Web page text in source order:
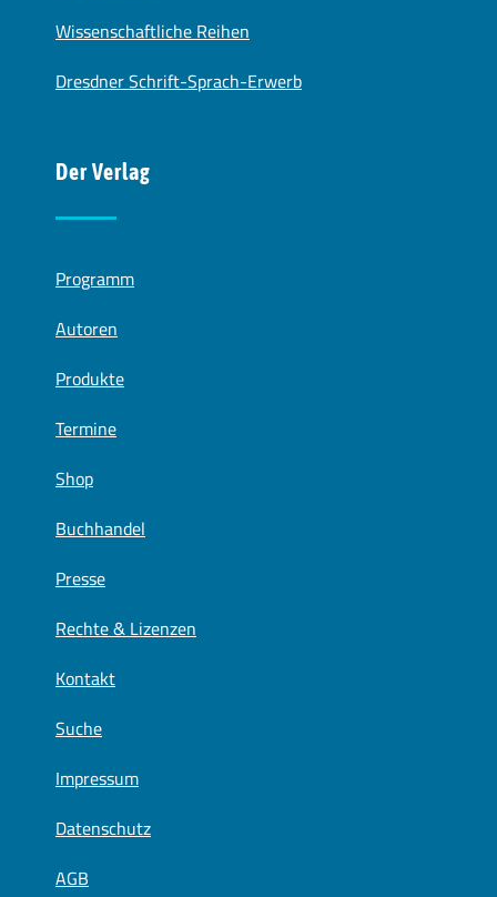
Wissenschaftliche Reihen
Dresdner Schrift-Sprach-Erwerb
Der Verlag
Programm
Autoren
Produkte
Termine
Shop
Buchhandel
Presse
Rechte & Lizenzen
Kontakt
Suche
Impressum
Datenschutz
AGB